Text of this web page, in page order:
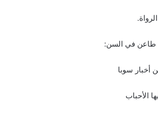
طاعن في السن:
أخبار سوبا
الأحباب